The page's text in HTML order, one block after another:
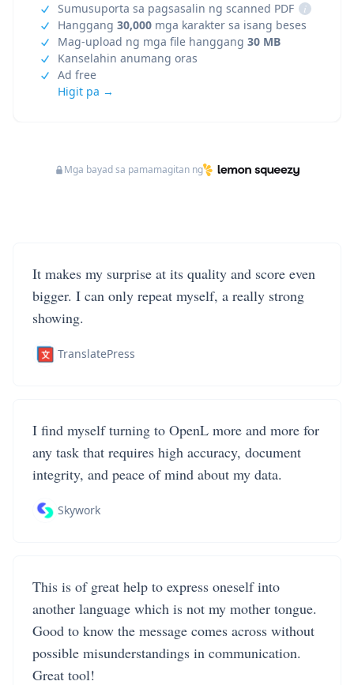
Sumusuporta sa pagsasalin ng scanned PDF
i
Hanggang 30,000 mga karakter sa isang beses
Mag-upload ng mga file hanggang 30 MB
Kanselahin anumang oras
Ad free
Higit pa →
Mga bayad sa pamamagitan ng
It makes my surprise at its quality and score even
bigger. I can only repeat myself, a really strong
showing.
TranslatePress
I find myself turning to OpenL more and more for
any task that requires high accuracy, document
integrity, and peace of mind about my data.
Skywork
This is of great help to express oneself into
another language which is not my mother tongue.
Good to know the message comes across without
possible misunderstandings in communication.
Great tool!